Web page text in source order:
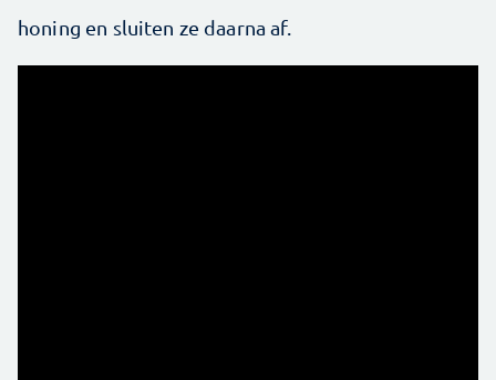
honing en sluiten ze daarna af.